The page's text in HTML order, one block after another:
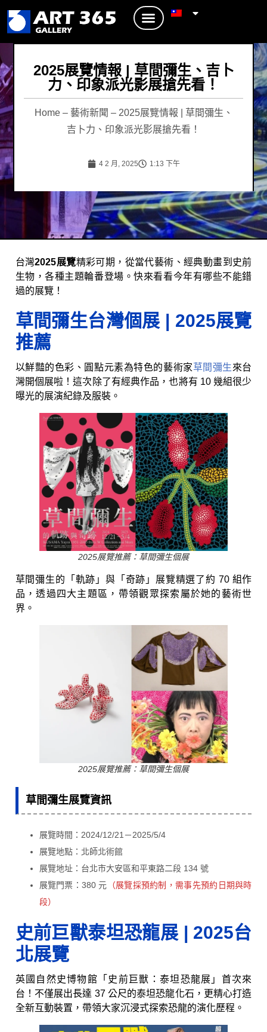
2025展覽情報 | 草間彌生、吉卜
力、印象派光影展搶先看！
Home– 藝術新聞 – 2025展覽情報 | 草間彌生、
吉卜力、印象派光影展搶先看！
4 2 月, 2025 1:13 下午
台灣2025展覽精彩可期，從當代藝術、經典動畫到史前
生物，各種主題輪番登場。快來看看今年有哪些不能錯
過的展覽！
草間彌生台灣個展 | 2025展覽
推薦
以鮮豔的色彩、圓點元素為特色的藝術家草間彌生來台
灣開個展啦！這次除了有經典作品，也將有 10 幾組很少
曝光的展演紀錄及服裝。
2025展覽推薦：草間彌生個展
草間彌生的「軌跡」與「奇跡」展覽精選了約 70 組作
品，透過四大主題區，帶領觀眾探索屬於她的藝術世
界。
2025展覽推薦：草間彌生個展
草間彌生展覽資訊
展覽時間：2024/12/21－2025/5/4
展覽地點：北師北術館
展覽地址：台北市大安區和平東路二段 134 號
展覽門票：380 元 （展覽採預約制，需事先預約日期與時
段）
史前巨獸泰坦恐龍展 | 2025台
北展覽
英國自然史博物館「史前巨獸：泰坦恐龍展」首次來
台！不僅展出長達 37 公尺的泰坦恐龍化石，更精心打造
全新互動裝置，帶領大家沉浸式探索恐龍的演化歷程。